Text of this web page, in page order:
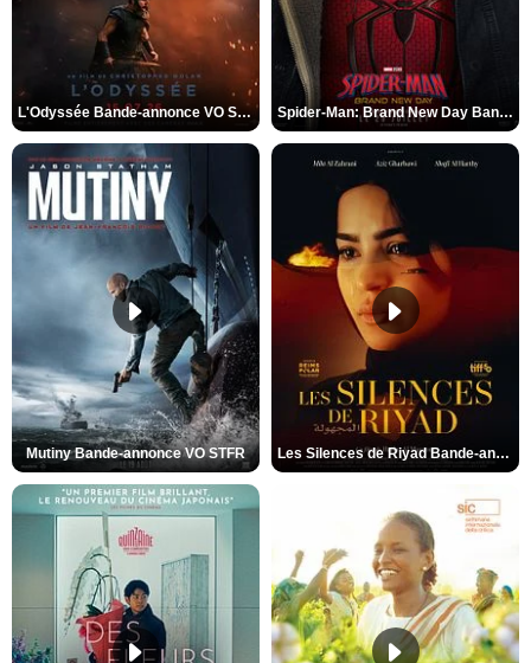
L'Odyssée Bande-annonce VO STFR Spider-Man: Brand New Day Bande-annonce VO STFR
Mutiny Bande-annonce VO STFR Les Silences de Riyad Bande-annonce VO STFR